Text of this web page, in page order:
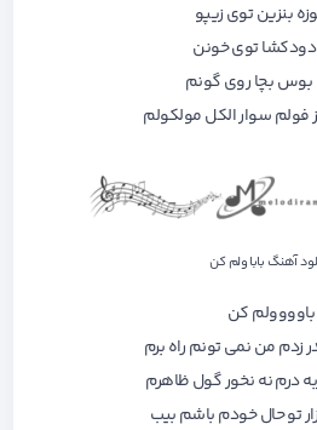
بنزین توی زیپو
دودکشا توی خونن
بوس بچا روی گونم
فولم سوار الکل مولکولم
آهنگ بابا ولم کن
باوووولم کن
زدم من نمی تونم راه برم
درم نه نخور گول ظاهرم
تو حال خودم باشم بیب